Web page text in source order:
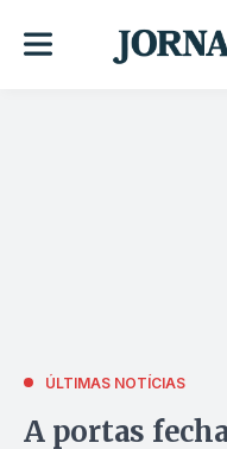
ÚLTIMAS NOTÍCIAS
A portas